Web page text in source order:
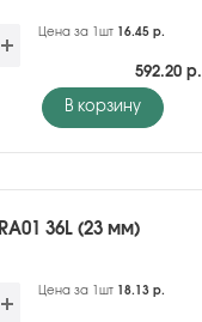
Цена за 1шт 16.45 р.
592.20 р.
В корзину
RA01 36L (23 мм)
Цена за 1шт 18.13 р.